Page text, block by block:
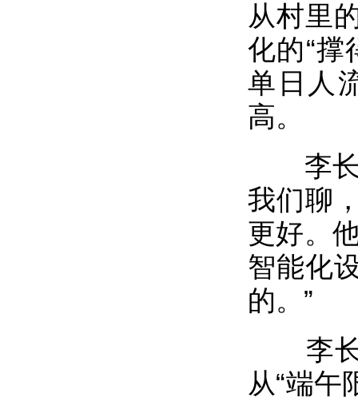
从村里
化的“撑
单日人
高。
李长
我们聊
更好。
智能化
的。”
李长
从“端午